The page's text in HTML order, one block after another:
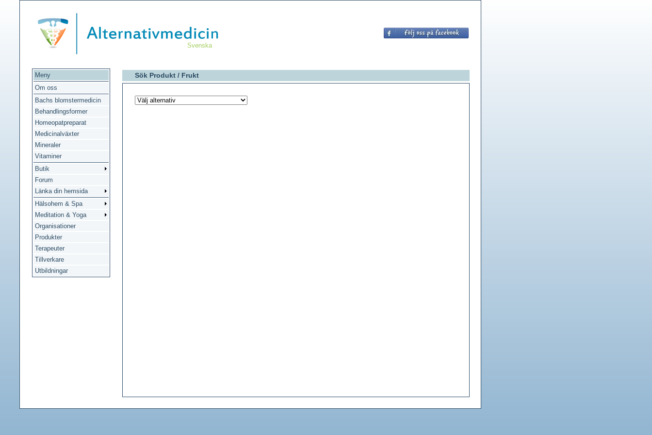
Svenska
Meny
Om oss
Bachs blomstermedicin
Behandlingsformer
Homeopatpreparat
Medicinalväxter
Mineraler
Vitaminer
Butik
Forum
Länka din hemsida
Hälsohem & Spa
Meditation & Yoga
Organisationer
Produkter
Terapeuter
Tillverkare
Utbildningar
Sök Produkt / Frukt